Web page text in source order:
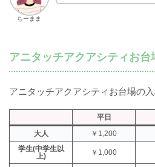
ちーまま
アニタッチアクアシティお台
アニタッチアクアシティお台場の
平日
大人
￥1,200
学生(中学生以
上)
￥1,000